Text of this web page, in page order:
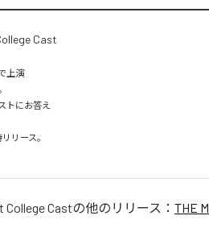
上演
トにお答え
リース。
College Castの他のリリース： THE